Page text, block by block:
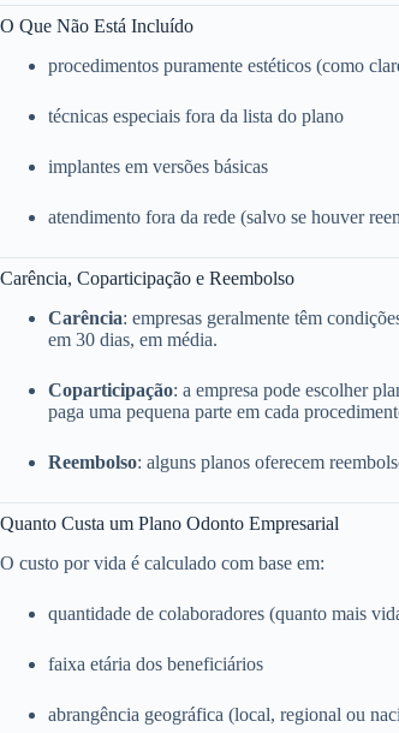
O Que Não Está Incluído
procedimentos puramente estéticos (como
técnicas especiais fora da lista do plano
implantes em versões básicas
atendimento fora da rede (salvo se houver
Carência, Coparticipação e Reembolso
Carência: empresas geralmente têm
em 30 dias, em média.
Coparticipação: a empresa pode escolher
paga uma pequena parte em cada
Reembolso: alguns planos oferecem
Quanto Custa um Plano Odonto Empresarial
O custo por vida é calculado com base em:
quantidade de colaboradores (quanto mais
faixa etária dos beneficiários
abrangência geográfica (local, regional ou